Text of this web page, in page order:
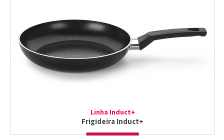
Linha Induct+
Frigideira Induct+